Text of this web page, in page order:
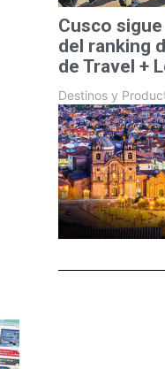
Cusco
del ranking
de Travel +
Destinos y